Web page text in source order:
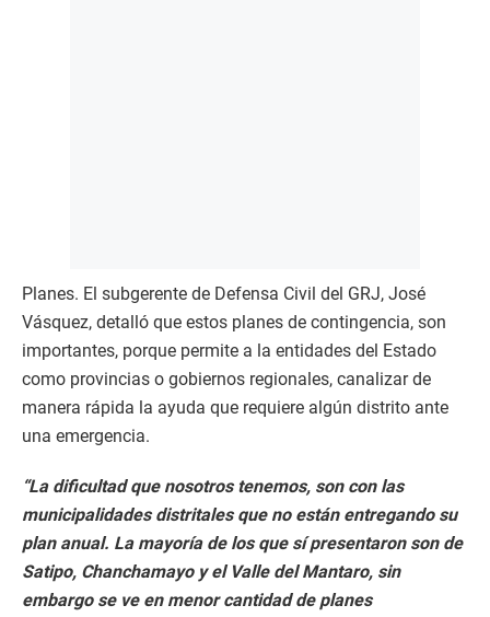
Planes. El subgerente de Defensa Civil del GRJ, José
Vásquez, detalló que estos planes de contingencia, son
importantes, porque permite a la entidades del Estado
como provincias o gobiernos regionales, canalizar de
manera rápida la ayuda que requiere algún distrito ante
una emergencia.
“La dificultad que nosotros tenemos, son con las
municipalidades distritales que no están entregando su
plan anual. La mayoría de los que sí presentaron son de
Satipo, Chanchamayo y el Valle del Mantaro, sin
embargo se ve en menor cantidad de planes